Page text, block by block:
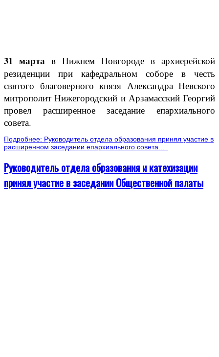
31 марта в Нижнем Новгороде в архиерейской
резиденции при кафедральном соборе в честь
святого благоверного князя Александра Невского
митрополит Нижегородский и Арзамасский Георгий
провел расширенное заседание епархиального
совета.
Подробнее: Руководитель отдела образования принял участие в
расширенном заседании епархиального совета...
Руководитель отдела образования и катехизации
принял участие в заседании Общественной палаты